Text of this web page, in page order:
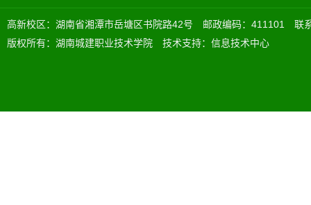
高新校区：湖南省湘潭市岳塘区书院路42号 邮政编码：411101 联
版权所有：湖南城建职业技术学院 技术支持：信息技术中心